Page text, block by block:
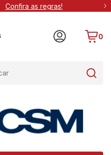
Confira as regras!
0